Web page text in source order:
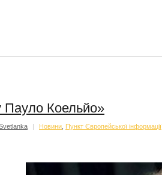
Пауло Коельйо»
| Новини Пункт Європейської інформації